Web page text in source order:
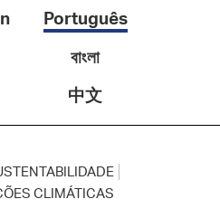
Português
বাংলা
中文
CLIMÁTICAS